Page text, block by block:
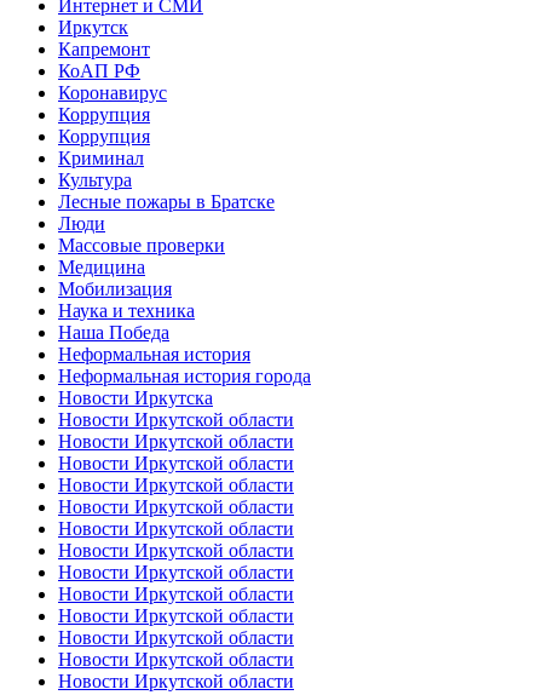
Интернет и СМИ
Иркутск
Капремонт
КоАП РФ
Коронавирус
Коррупция
Коррупция
Криминал
Культура
Лесные пожары в Братске
Люди
Массовые проверки
Медицина
Мобилизация
Наука и техника
Наша Победа
Неформальная история
Неформальная история города
Новости Иркутска
Новости Иркутской области
Новости Иркутской области
Новости Иркутской области
Новости Иркутской области
Новости Иркутской области
Новости Иркутской области
Новости Иркутской области
Новости Иркутской области
Новости Иркутской области
Новости Иркутской области
Новости Иркутской области
Новости Иркутской области
Новости Иркутской области